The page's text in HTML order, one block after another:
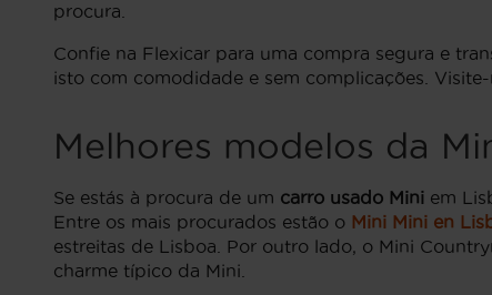
procura.
Confie na Flexicar para uma compra segura e
isto com comodidade e sem complicações.
Melhores modelos da
Se estás à procura de um carro usado Mini em
Entre os mais procurados estão o Mini Mini en
estreitas de Lisboa. Por outro lado, o Mini
charme típico da Mini.